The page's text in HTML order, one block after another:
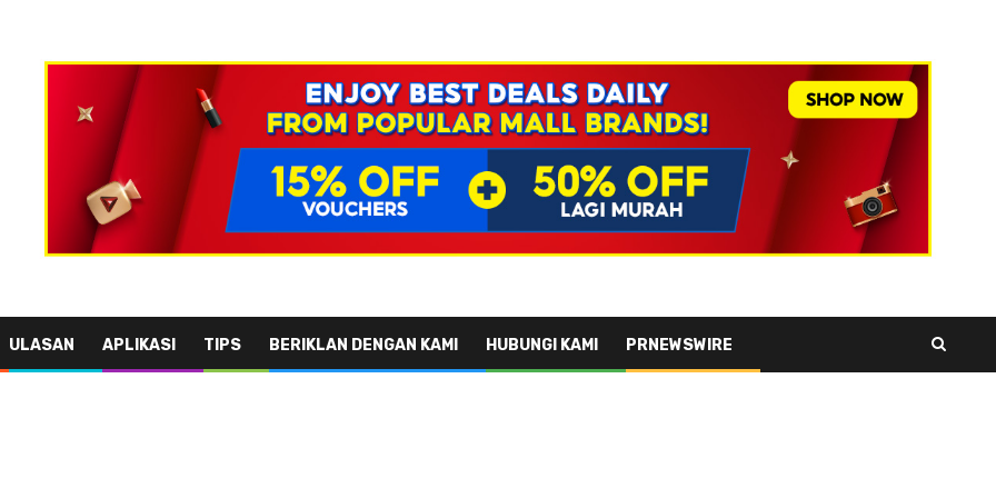
ULASAN APLIKASI TIPS BERIKLAN DENGAN KAMI HUBUNGI KAMI PRNEWSWIRE